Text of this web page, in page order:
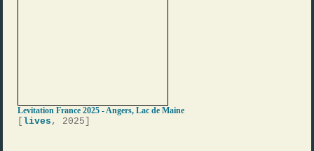
Levitation France 2025 - Angers, Lac de Maine
lives , 2025]